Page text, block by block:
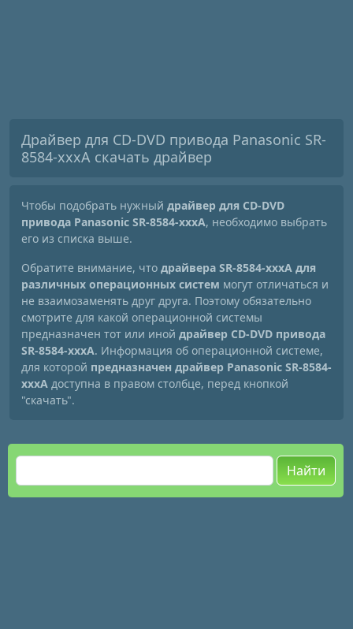
Драйвер для CD-DVD привода Panasonic SR-
8584-xxxA скачать драйвер
Чтобы подобрать нужный драйвер для CD-DVD
привода Panasonic SR-8584-xxxA, необходимо выбрать
его из списка выше.
Обратите внимание, что драйвера SR-8584-xxxA для
различных операционных систем могут отличаться и
не взаимозаменять друг друга. Поэтому обязательно
смотрите для какой операционной системы
предназначен тот или иной драйвер CD-DVD привода
SR-8584-xxxA. Информация об операционной системе,
для которой предназначен драйвер Panasonic SR-8584-
xxxA доступна в правом столбце, перед кнопкой
"скачать".
Найти